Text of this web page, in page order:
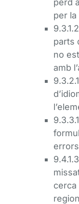
perd
per la
parts
no
amb
cerca